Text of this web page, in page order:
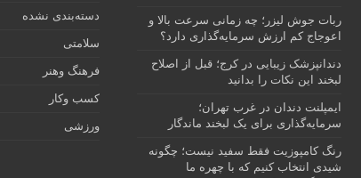
ربات جوش لیزر؛ چه زمانی سرعت بالا و
اعوجاج کم ارزش سرمایه‌گذاری دارد؟
دندانپزشک زیبایی در کرج؛ قبل از اصلاح
لبخند این نکات را بدانید
ایمپلنت دندان در غرب تهران؛
سرمایه‌گذاری برای یک لبخند ماندگار
رنگ کامپوزیت فقط سفید نیست؛ چگونه
شیدی انتخاب کنیم که با چهره ما
دسته‌بندی نشده
سلامتی
فرهنگ وهنر
کسب وکار
ورزشی